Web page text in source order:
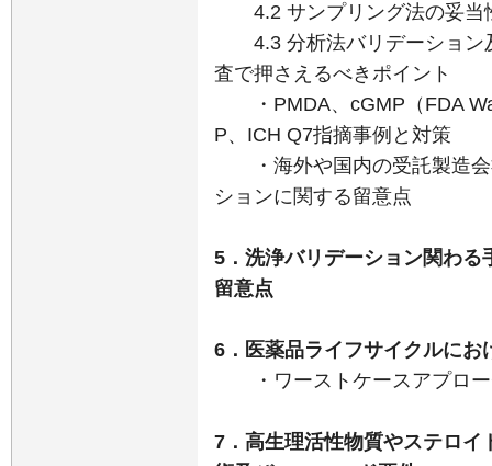
4.2 サンプリング法の妥当
4.3 分析法バリデーション
査で押さえるべきポイント
・PMDA、cGMP（FDA
P、ICH Q7指摘事例と対策
・海外や国内の受託製造会
ションに関する留意点
5．洗浄バリデーション関わ
留意点
6．医薬品ライフサイクルにお
・ワーストケースアプロー
7．高生理活性物質やステロ